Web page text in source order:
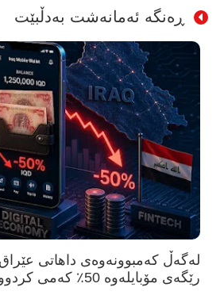
ڕەنگە ئەمانەشت بەدڵبێت
لەگەڵ کەمبوونەوەی داهاتی
رێگەی مۆبایلەوە 50٪ کەمی کردووە